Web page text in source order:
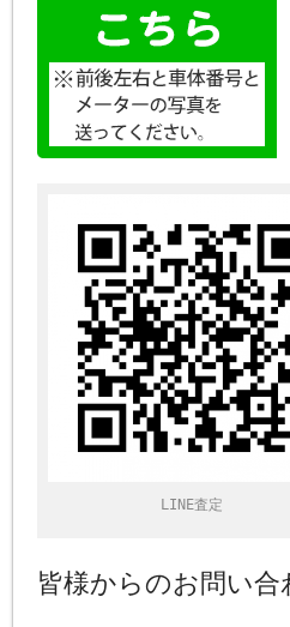
LINE査定
皆様からのお問い